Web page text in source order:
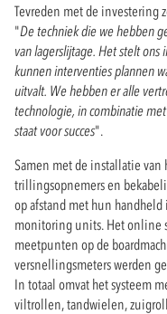
Tevreden met de investering
"De techniek die we hebben
van lagerslijtage. Het stelt
kunnen interventies plannen
uitvalt. We hebben er alle
technologie, in combinatie
staat voor succes".
Samen met de installatie van
trillingsopnemers en
op afstand met hun
monitoring units. Het online
meetpunten op de
versnellingsmeters werden
In totaal omvat het systeem
viltrollen, tandwielen,